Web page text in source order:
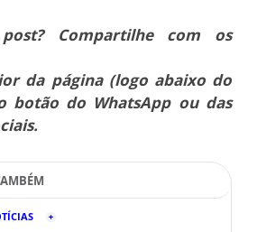
Compartilhe com os
da página (logo abaixo do
botão do WhatsApp ou das